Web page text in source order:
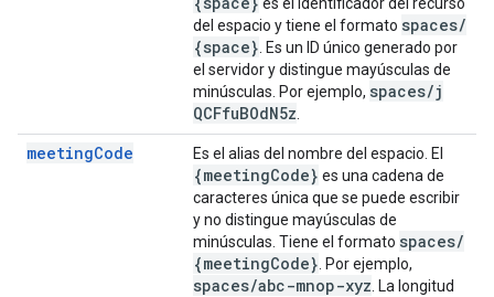
del espacio y tiene el formato spaces/
{space} . Es un ID único generado por
el servidor y distingue mayúsculas de
minúsculas. Por ejemplo, spaces/j
QCFfuBOdN5z
meetingCode Es el alias del nombre del espacio. El
{meetingCode} es una cadena de
caracteres única que se puede escribir
y no distingue mayúsculas de
minúsculas. Tiene el formato spaces/
{meetingCode} . Por ejemplo,
spaces/abc-mnop-xyz . La longitud